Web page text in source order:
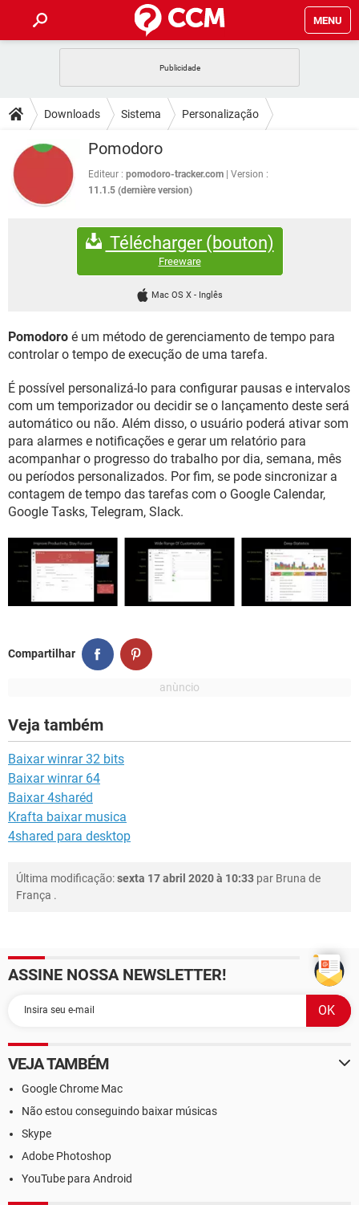
MENU
CELULAR FACEBOOK
OUTLOOK
GMAIL
GUIA DE COMPRAS
DICAS
JOGOS
CELULAR
OUTLOOK EXCEL
GUIA DE COMPRAS
DOWNLOADS
WHATSAPP
CELULAR
EXCEL
GMAIL
FÓRUM
FACEBOOK
EXCEL
GMAIL
WHATSAPP
INSTAGRAM GMAIL
GUIA DE COMPRAS
Downloads Sistema Personalização
Pomodoro
Editeur : pomodoro-tracker.com
Version :
11.1.5 (dernière version)
Télécharger (bouton)
Freeware
Mac OS X- Inglês
Pomodoro é um método de gerenciamento de tempo para
controlar o tempo de execução de uma tarefa.
É possível personalizá-lo para configurar pausas e intervalos
com um temporizador ou decidir se o lançamento deste será
automático ou não. Além disso, o usuário poderá ativar som
para alarmes e notificações e gerar um relatório para
acompanhar o progresso do trabalho por dia, semana, mês
ou períodos personalizados. Por fim, se pode sincronizar a
contagem de tempo das tarefas com o Google Calendar,
Google Tasks, Telegram, Slack.
Compartilhar
Veja também
Baixar winrar 32 bits
Baixar winrar 64
Baixar 4sharéd
Krafta baixar musica
4shared para desktop
Última modificação:sexta 17 abril 2020 à 10:33 par Bruna de
França .
ASSINE NOSSA NEWSLETTER!
VEJA TAMBÉM
Google Chrome Mac
Não estou conseguindo baixar músicas
Skype
Adobe Photoshop
YouTube para Android